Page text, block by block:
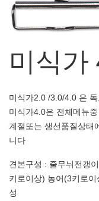
미식가
미식가2.0 /3.0/4.0 은
미식가4.0은 전체메뉴
계절또는 생선품질상태
니다
견본구성 : 줄무뉘전갱
키로이상) 농어(3키로
성